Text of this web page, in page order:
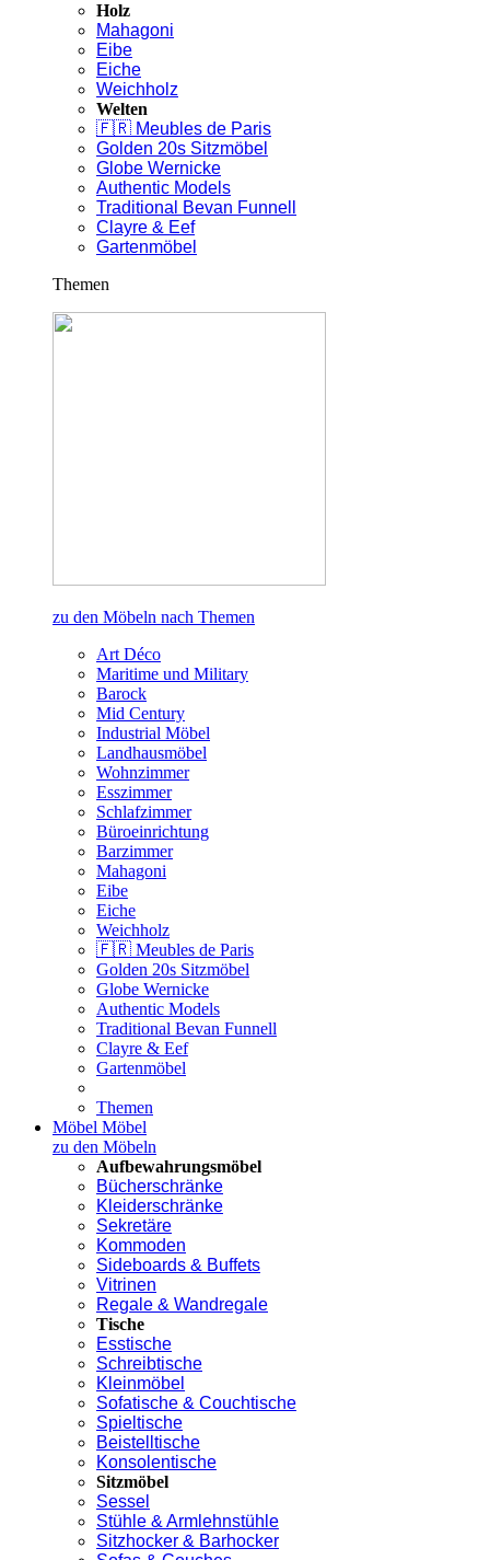
Holz
Mahagoni
Eibe
Eiche
Weichholz
Welten
🇫🇷 Meubles de Paris
Golden 20s Sitzmöbel
Globe Wernicke
Authentic Models
Traditional Bevan Funnell
Clayre & Eef
Gartenmöbel
Themen
zu den Möbeln nach Themen
Art Déco
Maritime und Military
Barock
Mid Century
Industrial Möbel
Landhausmöbel
Wohnzimmer
Esszimmer
Schlafzimmer
Büroeinrichtung
Barzimmer
Mahagoni
Eibe
Eiche
Weichholz
🇫🇷 Meubles de Paris
Golden 20s Sitzmöbel
Globe Wernicke
Authentic Models
Traditional Bevan Funnell
Clayre & Eef
Gartenmöbel
Themen
Möbel Möbel
zu den Möbeln
Aufbewahrungsmöbel
Bücherschränke
Kleiderschränke
Sekretäre
Kommoden
Sideboards & Buffets
Vitrinen
Regale & Wandregale
Tische
Esstische
Schreibtische
Kleinmöbel
Sofatische & Couchtische
Spieltische
Beistelltische
Konsolentische
Sitzmöbel
Sessel
Stühle & Armlehnstühle
Sitzhocker & Barhocker